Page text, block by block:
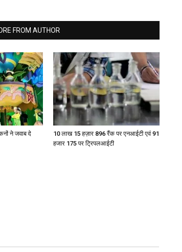
FROM AUTHOR
ने जवाब दे
10 लाख 15 हज़ार 896 रैंक पर एनआईटी एवं 91
हजार 175 पर ट्रिपलआईटी